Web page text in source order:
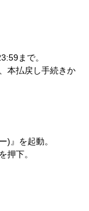
まで。
本払戻し手続きか
)』を起動。
押下。